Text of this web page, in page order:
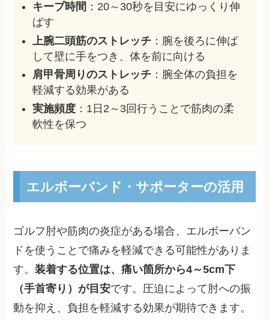
キープ時間 ：20～30秒を目安にゆっくり伸
ばす
上腕二頭筋のストレッチ：腕を後ろに伸ば
して壁に手をつき、体を前に向ける
肩甲骨周りのストレッチ：腕全体の負担を
軽減する効果がある
実施頻度：1日2～3回行うことで筋肉の柔
軟性を保つ
エルボーバンド・サポーターの活用
ゴルフ肘や筋肉の炎症がある場合、エルボーバン
ドを使うことで痛みを軽減できる可能性がありま
す。装着する位置は、痛い箇所から4～5cm下
（手首寄り）が目安です。圧迫によって肘への振
動を抑え、負担を軽減する効果が期待できます。